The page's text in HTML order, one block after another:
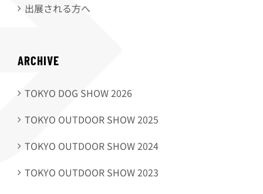
出展される方へ
ARCHIVE
TOKYO DOG SHOW 2026
TOKYO OUTDOOR SHOW 2025
TOKYO OUTDOOR SHOW 2024
TOKYO OUTDOOR SHOW 2023